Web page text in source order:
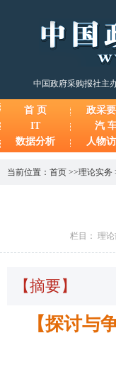
中国政府采购报社主
首 页 政采
IT
汽
数据分析
人物
当前位置： 首页 >>理论实务
栏目： 理
【摘要】
【探讨与